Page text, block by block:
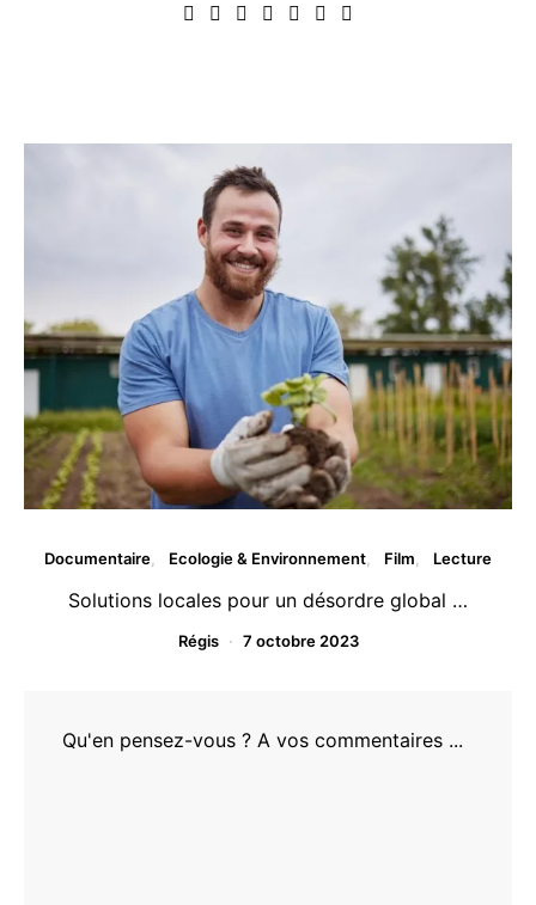
Documentaire Ecologie & Environnement Film Lecture
Solutions locales pour un désordre global …
Régis 7 octobre 2023
Qu'en pensez-vous ? A vos commentaires ...